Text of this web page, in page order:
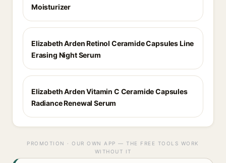
Moisturizer
Elizabeth Arden Retinol Ceramide Capsules Line
Erasing Night Serum
Elizabeth Arden Vitamin C Ceramide Capsules
Radiance Renewal Serum
PROMOTION · OUR OWN APP — THE FREE TOOLS WORK
WITHOUT IT